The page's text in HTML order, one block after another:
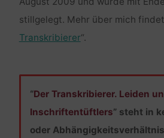
stillgelegt. Mehr über mich
Transkribierer“.
“Der Transkribierer. Leiden
Inschriftentüftlers” steht in
oder